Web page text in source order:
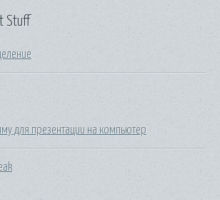
Stuff
для презентации на компьютер